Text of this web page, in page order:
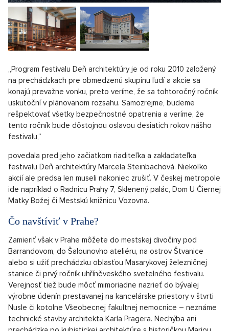
„Program festivalu Deň architektúry je od roku 2010 založený
na prechádzkach pre obmedzenú skupinu ľudí a akcie sa
konajú prevažne vonku, preto veríme, že sa tohtoročný ročník
uskutoční v plánovanom rozsahu. Samozrejme, budeme
rešpektovať všetky bezpečnostné opatrenia a veríme, že
tento ročník bude dôstojnou oslavou desiatich rokov nášho
festivalu,“
povedala pred jeho začiatkom riaditeľka a zakladateľka
festivalu Deň architektúry Marcela Steinbachová. Niekoľko
akcií ale predsa len museli nakoniec zrušiť. V českej metropole
ide napríklad o Radnicu Prahy 7, Sklenený palác, Dom U Čiernej
Matky Božej či Mestskú knižnicu Vozovna.
Čo navštíviť v Prahe?
Zamieriť však v Prahe môžete do mestskej divočiny pod
Barrandovom, do Šalounovho ateliéru, na ostrov Štvanice
alebo si užiť prechádzku oblasťou Masarykovej železničnej
stanice či prvý ročník uhříněveského svetelného festivalu.
Verejnosť tiež bude môcť mimoriadne nazrieť do bývalej
výrobne údenín prestavanej na kancelárske priestory v štvrti
Nusle či kotolne Všeobecnej fakultnej nemocnice – neznáme
technické stavby architekta Karla Pragera. Nechýba ani